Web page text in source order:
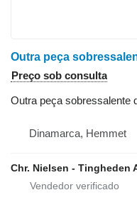
Preço sob consulta
Outra peça sobressalente
Dinamarca, Hemmet
Chr. Nielsen - Tingheden